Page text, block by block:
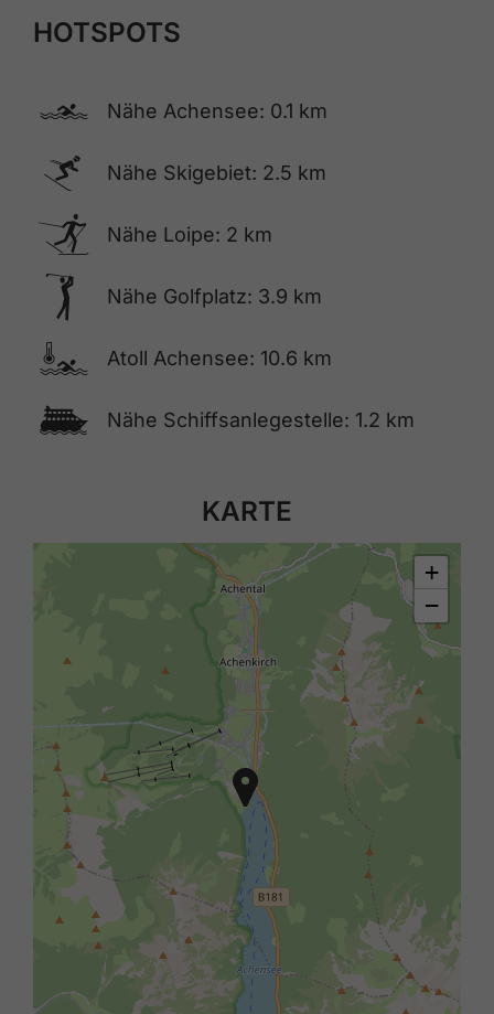
HOTSPOTS
🅐 Nähe Achensee: 0.1 km
🅆 Nähe Skigebiet: 2.5 km
🅇 Nähe Loipe: 2 km
🅢 Nähe Golfplatz: 3.9 km
🍳 Atoll Achensee: 10.6 km
🕑 Nähe Schiffsanlegestelle: 1.2 km
KARTE
+
−